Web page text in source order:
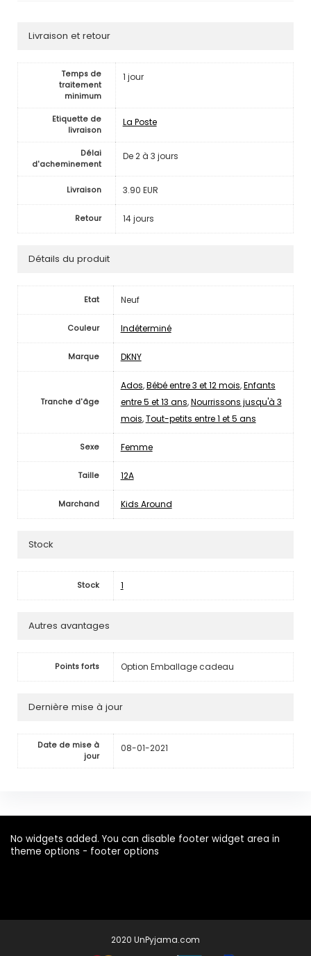
Livraison et retour
Temps de
traitement
minimum
1 jour
Etiquette de
livraison
La Poste
Délai
d'acheminement
De 2 à 3 jours
Livraison 3.90 EUR
Retour 14 jours
Détails du produit
Etat Neuf
Couleur Indéterminé
Marque DKNY
Tranche d'âge
Ados,Bébé entre 3 et 12 mois,Enfants
entre 5 et 13 ans,Nourrissons jusqu'à 3
mois,Tout-petits entre 1 et 5 ans
Sexe Femme
Taille 12A
Marchand Kids Around
Stock
Stock 1
Autres avantages
Points forts Option Emballage cadeau
Dernière mise à jour
Date de mise à
jour
08-01-2021
No widgets added. You can disable footer widget area in
theme options - footer options
2020 UnPyjama.com